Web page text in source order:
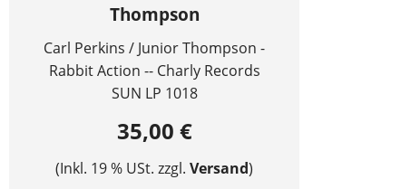
Thompson
Carl Perkins / Junior Thompson -
Rabbit Action -- Charly Records
SUN LP 1018
35,00 €
(Inkl. 19 % USt. zzgl. Versand)